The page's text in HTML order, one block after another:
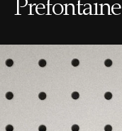
Prefontaine